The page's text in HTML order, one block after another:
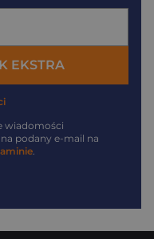
EKSTRA
wiadomości
podany e-mail na